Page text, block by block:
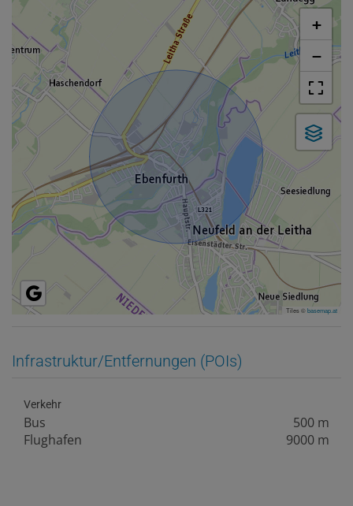
+
−
Tiles ©basemap.at
Infrastruktur/Entfernungen (POIs)
Verkehr
Bus
500 m
Flughafen
9000 m